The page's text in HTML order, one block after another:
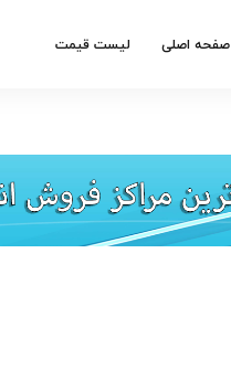
صفحه اصلی لیست قیمت